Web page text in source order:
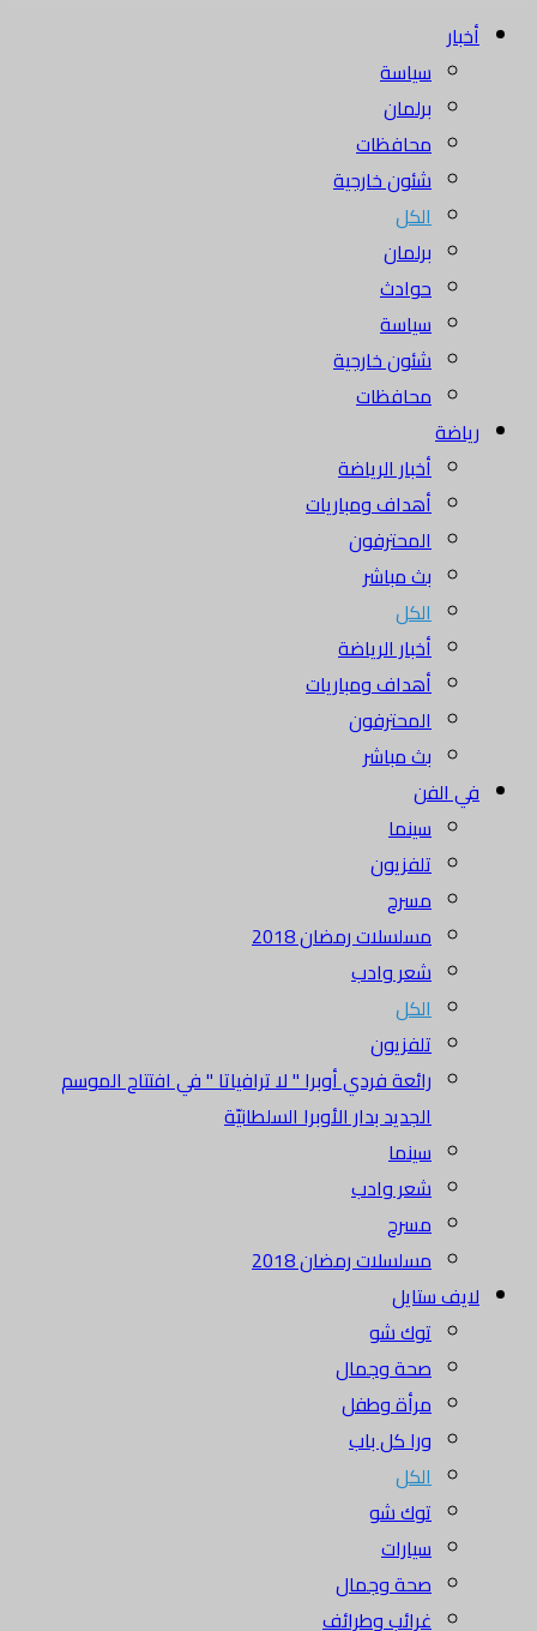
أخبار
سياسة
برلمان
محافظات
شئون خارجية
الكل
برلمان
حوادث
سياسة
شئون خارجية
محافظات
رياضة
أخبار الرياضة
أهداف ومباريات
المحترفون
بث مباشر
الكل
أخبار الرياضة
أهداف ومباريات
المحترفون
بث مباشر
في الفن
سينما
تلفزيون
مسرح
مسلسلات رمضان 2018
شعر وادب
الكل
تلفزيون
رائعة فردي أوبرا " لا ترافياتا " في افتتاح الموسم
الجديد بدار الأوبرا السلطانيّة
سينما
شعر وادب
مسرح
مسلسلات رمضان 2018
لايف ستايل
توك شو
صحة وجمال
مرأة وطفل
ورا كل باب
الكل
توك شو
سيارات
صحة وجمال
غرائب وطرائف